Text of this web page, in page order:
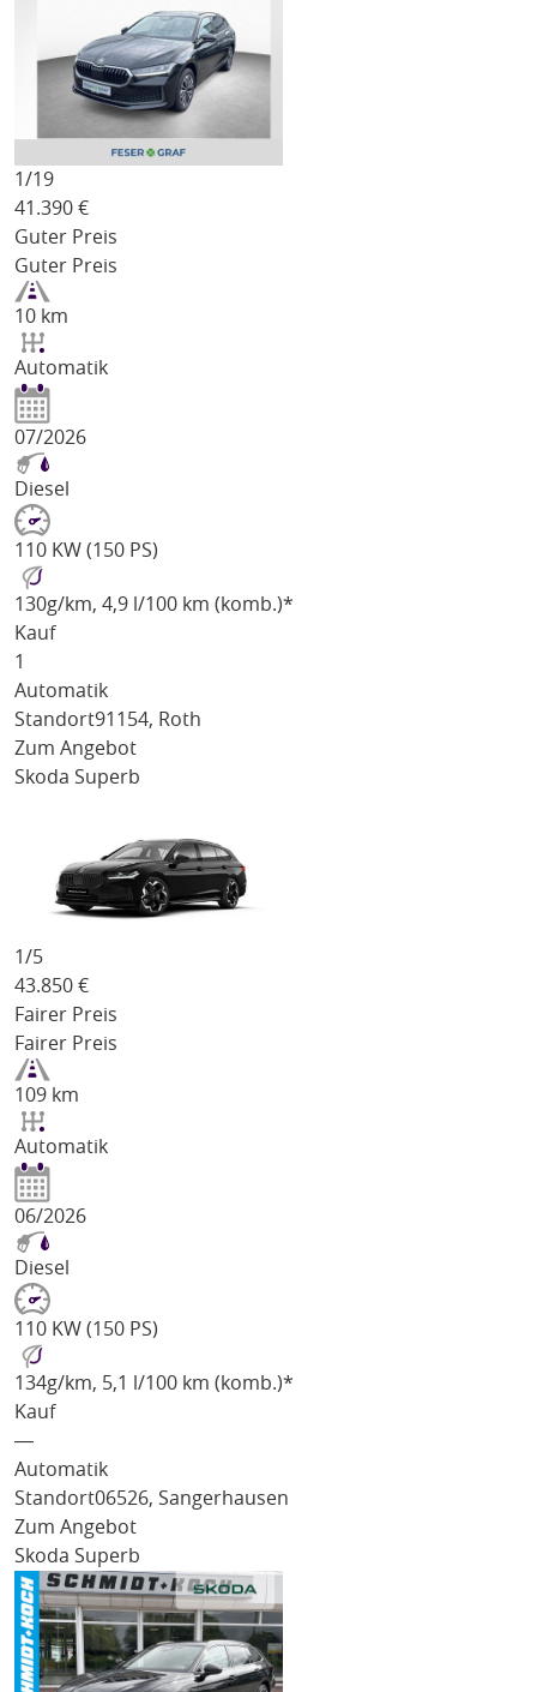
1/19
41.390 €
Guter Preis
Guter Preis
10 km
Automatik
07/2026
Diesel
110 KW (150 PS)
130g/km, 4,9 l/100 km (komb.)*
Kauf
1
Automatik
Standort91154, Roth
Zum Angebot
Skoda Superb
1/5
43.850 €
Fairer Preis
Fairer Preis
109 km
Automatik
06/2026
Diesel
110 KW (150 PS)
134g/km, 5,1 l/100 km (komb.)*
Kauf
―
Automatik
Standort06526, Sangerhausen
Zum Angebot
Skoda Superb